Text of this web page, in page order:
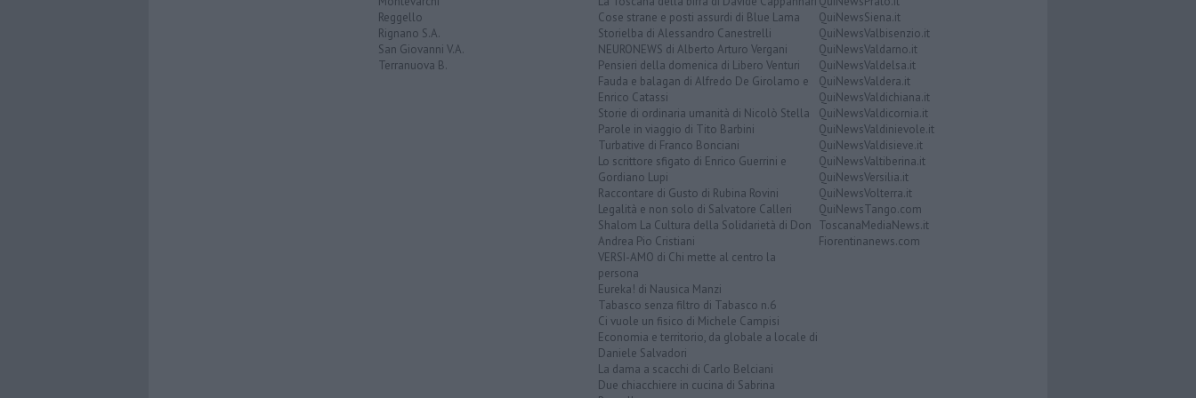
Reggello
Rignano S.A.
San Giovanni V.A.
Terranuova B.
Cose strane e posti assurdi di Blue Lama
Storielba di Alessandro Canestrelli
NEURONEWS di Alberto Arturo Vergani
Pensieri della domenica di Libero Venturi
Fauda e balagan di Alfredo De Girolamo e
Enrico Catassi
Storie di ordinaria umanità di Nicolò Stella
Parole in viaggio di Tito Barbini
Turbative di Franco Bonciani
Lo scrittore sfigato di Enrico Guerrini e
Gordiano Lupi
Raccontare di Gusto di Rubina Rovini
Legalità e non solo di Salvatore Calleri
Shalom La Cultura della Solidarietà di Don
Andrea Pio Cristiani
VERSI-AMO di Chi mette al centro la
persona
Eureka! di Nausica Manzi
Tabasco senza filtro di Tabasco n.6
Ci vuole un fisico di Michele Campisi
Economia e territorio, da globale a locale di
Daniele Salvadori
La dama a scacchi di Carlo Belciani
Due chiacchiere in cucina di Sabrina
QuiNewsSiena.it
QuiNewsValbisenzio.it
QuiNewsValdarno.it
QuiNewsValdelsa.it
QuiNewsValdera.it
QuiNewsValdichiana.it
QuiNewsValdicornia.it
QuiNewsValdinievole.it
QuiNewsValdisieve.it
QuiNewsValtiberina.it
QuiNewsVersilia.it
QuiNewsVolterra.it
QuiNewsTango.com
ToscanaMediaNews.it
Fiorentinanews.com